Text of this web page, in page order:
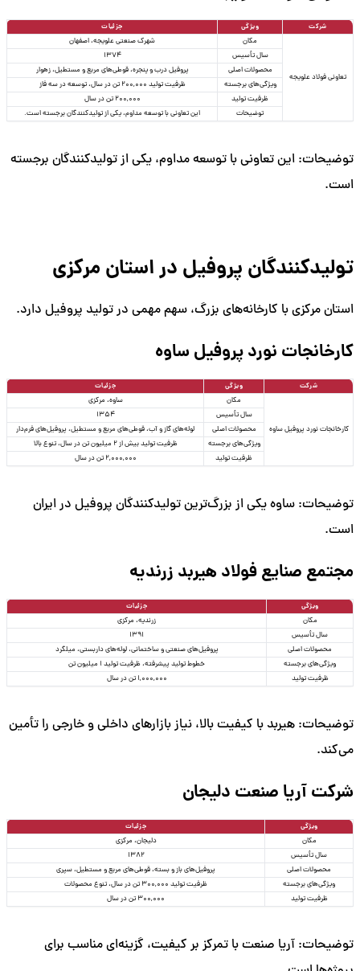
شرکت ویژگی جزئیات
تعاونی فولاد علویجه
مکان
شهرک صنعتی علویجه، اصفهان
سال تأسیس
1374
محصولات اصلی
پروفیل درب و پنجره، قوطی‌های مربع و مستطیل، زهوار
ویژگی‌های برجسته
ظرفیت تولید 200,000 تن در سال، توسعه در سه فاز
ظرفیت تولید
200,000 تن در سال
توضیحات
این تعاونی با توسعه مداوم، یکی از تولیدکنندگان برجسته است.
توضیحات: این تعاونی با توسعه مداوم، یکی از تولیدکنندگان برجسته
است.
تولیدکنندگان پروفیل در استان مرکزی
استان مرکزی با کارخانه‌های بزرگ، سهم مهمی در تولید پروفیل دارد.
کارخانجات نورد پروفیل ساوه
شرکت ویژگی جزئیات
کارخانجات نورد پروفیل ساوه
مکان
ساوه، مرکزی
سال تأسیس
1354
محصولات اصلی
لوله‌های گاز و آب، قوطی‌های مربع و مستطیل، پروفیل‌های فرم‌دار
ویژگی‌های برجسته
ظرفیت تولید بیش از 2 میلیون تن در سال، تنوع بالا
ظرفیت تولید
2,000,000 تن در سال
توضیحات: ساوه یکی از بزرگ‌ترین تولیدکنندگان پروفیل در ایران
است.
مجتمع صنایع فولاد هیربد زرندیه
ویژگی
جزئیات
مکان
زرندیه، مرکزی
سال تأسیس
1391
محصولات اصلی
پروفیل‌های صنعتی و ساختمانی، لوله‌های داربستی، میلگرد
ویژگی‌های برجسته
خطوط تولید پیشرفته، ظرفیت تولید 1 میلیون تن
ظرفیت تولید
1,000,000 تن در سال
توضیحات: هیربد با کیفیت بالا، نیاز بازارهای داخلی و خارجی را تأمین
می‌کند.
شرکت آریا صنعت دلیجان
ویژگی
جزئیات
مکان
دلیجان، مرکزی
سال تأسیس
1382
محصولات اصلی
پروفیل‌های باز و بسته، قوطی‌های مربع و مستطیل، سپری
ویژگی‌های برجسته
ظرفیت تولید 300,000 تن در سال، تنوع محصولات
ظرفیت تولید
300,000 تن در سال
توضیحات: آریا صنعت با تمرکز بر کیفیت، گزینه‌ای مناسب برای